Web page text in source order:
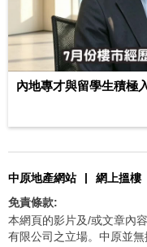
內地專才與留學生積極
中原地產網站 | 網上搵樓
免責條款:
本網頁的影片及/或文章內
有限公司之立場。中原並